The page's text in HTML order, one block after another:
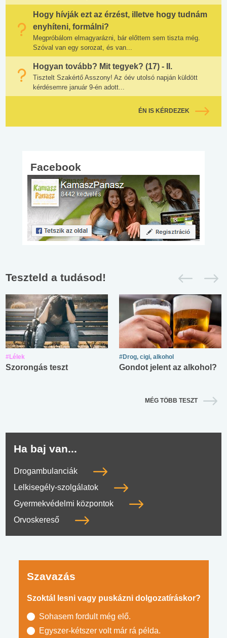
Hogy hívják ezt az érzést, illetve hogy tudnám
enyhíteni, formálni?
Megpróbálom elmagyarázni, bár előttem sem tiszta még.
Szóval van egy sorozat, és van...
Hogyan tovább? Mit tegyek? (17) - II.
Tisztelt Szakértő Asszony! Az óév utolsó napján küldött
kérdésemre január 9-én adott...
ÉN IS KÉRDEZEK
Facebook
Teszteld a tudásod!
#Lélek
Szorongás teszt
#Drog, cigi, alkohol
Gondot jelent az alkohol?
MÉG TÖBB TESZT
Ha baj van...
Drogambulanciák
Lelkisegély-szolgálatok
Gyermekvédelmi központok
Orvoskereső
Szavazás
Szoktál lesni vagy puskázni dolgozatíráskor?
Sohasem fordult még elő.
Egyszer-kétszer volt már rá példa.